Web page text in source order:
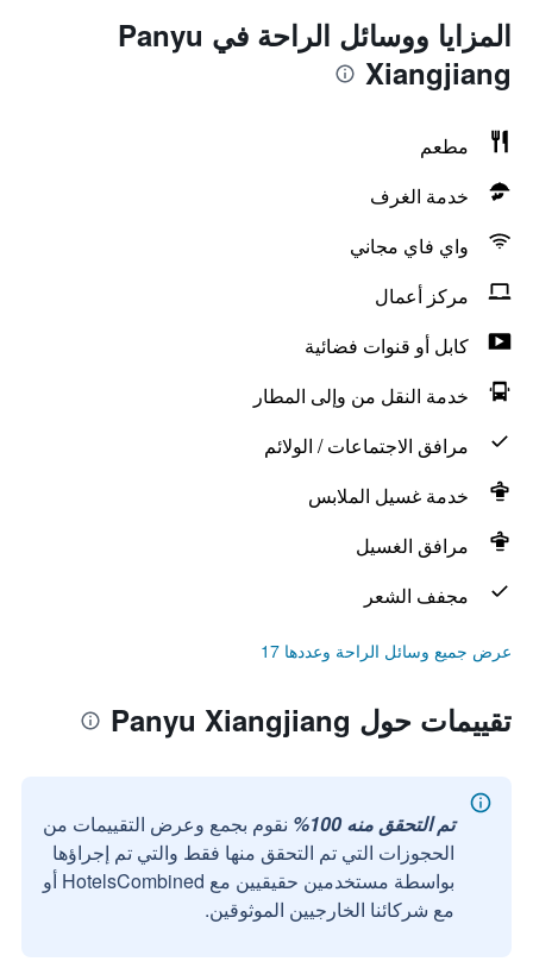
المزايا ووسائل الراحة في Panyu
Xiangjiang
مطعم
خدمة الغرف
واي فاي مجاني
مركز أعمال
كابل أو قنوات فضائية
خدمة النقل من وإلى المطار
مرافق الاجتماعات / الولائم
خدمة غسيل الملابس
مرافق الغسيل
مجفف الشعر
عرض جميع وسائل الراحة وعددها 17
تقييمات حول Panyu Xiangjiang
تم التحقق منه 100%
نقوم بجمع وعرض التقييمات من
الحجوزات التي تم التحقق منها فقط والتي تم إجراؤها
بواسطة مستخدمين حقيقيين مع HotelsCombined أو
مع شركائنا الخارجيين الموثوقين.